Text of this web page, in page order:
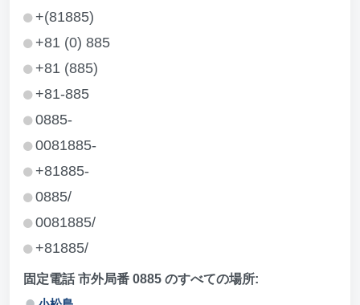
+(81885)
+81 (0) 885
+81 (885)
+81-885
0885-
0081885-
+81885-
0885/
0081885/
+81885/
固定電話 市外局番 0885 のすべての場所: